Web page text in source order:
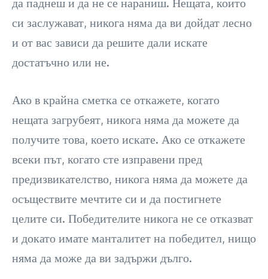
си заслужават, никога няма да ви дойдат лесно
и от вас зависи да решите дали искате
достатъчно или не.
Ако в крайна сметка се откажете, когато
нещата загрубеят, никога няма да можете да
получите това, което искате. Ако се откажете
всеки път, когато сте изправени пред
предизвикателство, никога няма да можете да
осъществите мечтите си и да постигнете
целите си. Победителите никога не се отказват
и докато имате манталитет на победител, нищо
няма да може да ви задържи дълго.